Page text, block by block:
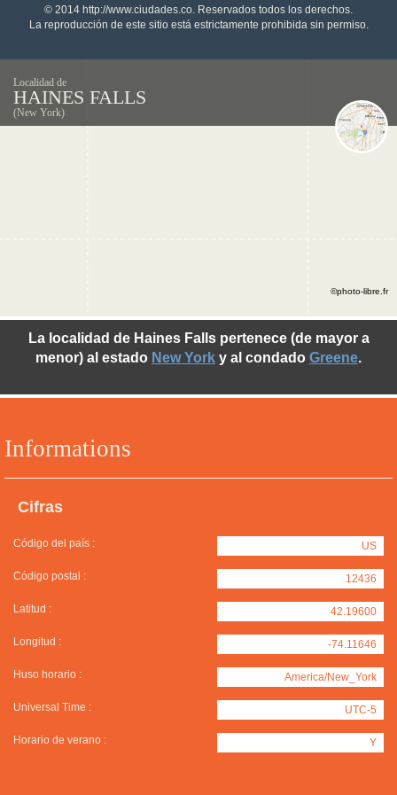
© 2014 http://www.ciudades.co. Reservados todos los derechos.
La reproducción de este sitio está estrictamente prohibida sin permiso.
Localidad de
HAINES FALLS
(New York)
Informations
Cifras
Código del país : US
Código postal : 12436
Latitud : 42.19600
Longitud : -74.11646
Huso horario : America/New_York
Universal Time : UTC-5
Horario de verano : Y
La localidad de Haines Falls pertenece (de mayor a
menor) al estado New York y al condado Greene.
©photo-libre.fr